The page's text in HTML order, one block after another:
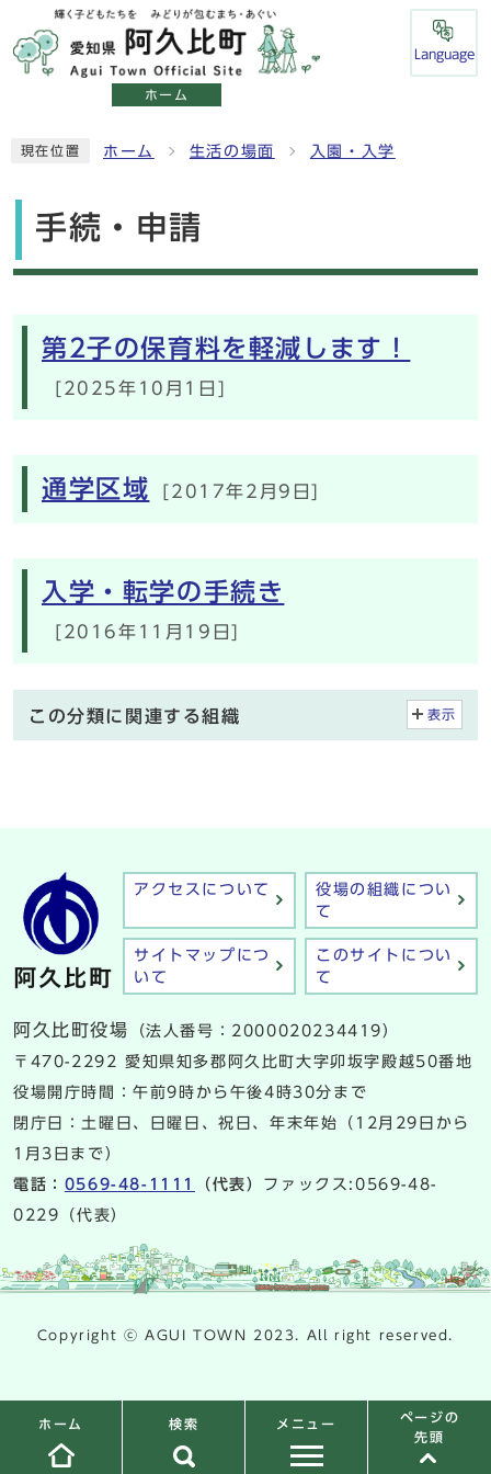
ホーム
Language
ホーム 検索 メニュー
ページの
先頭
現在位置 ホーム 生活の場面 入園・入学
手続・申請
メインメニュー
第2子の保育料を軽減します！
[2025年10月1日]
通学区域 [2017年2月9日]
入学・転学の手続き
[2016年11月19日]
この分類に関連する組織 表示
アクセスについて
役場の組織につい
て
サイトマップにつ
いて
このサイトについ
て
阿久比町役場
（法人番号：2000020234419）
〒470-2292 愛知県知多郡阿久比町大字卯坂字殿越50番地
役場開庁時間：午前9時から午後4時30分まで
閉庁日：土曜日、日曜日、祝日、年末年始（12月29日から
1月3日まで）
電話： 0569-48-1111 （代表） ファックス:0569-48-
0229（代表）
Copyright ⓒ AGUI TOWN 2023. All right reserved.